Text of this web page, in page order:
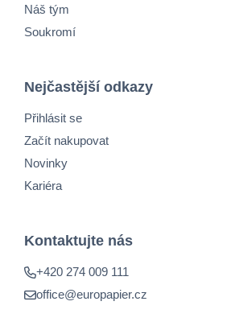
Náš tým
Soukromí
Nejčastější odkazy
Přihlásit se
Začít nakupovat
Novinky
Kariéra
Kontaktujte nás
+420 274 009 111
office@europapier.cz